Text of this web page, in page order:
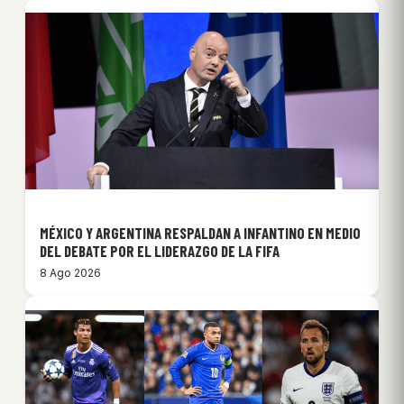
MÉXICO Y ARGENTINA RESPALDAN A INFANTINO EN MEDIO
DEL DEBATE POR EL LIDERAZGO DE LA FIFA
8 Ago 2026